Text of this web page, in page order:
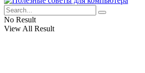
No Result
View All Result